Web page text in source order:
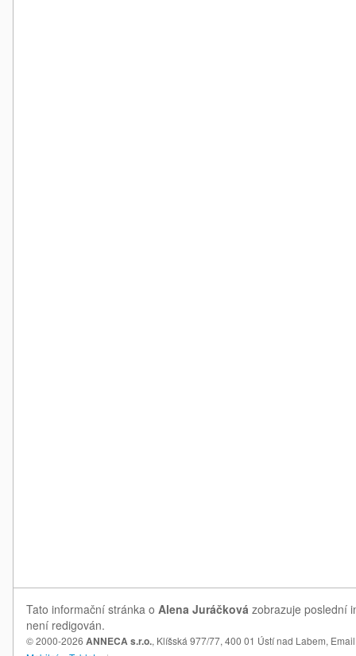
Tato informační stránka o Alena Juráčková zobrazuje poslední
není redigován.
© 2000-2026 ANNECA s.r.o., Klíšská 977/77, 400 01 Ústí nad Labem,